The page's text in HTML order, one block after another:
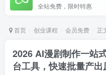
全站免费，限时特惠
首页 创业课程 会员免费 正
2026 AI漫剧制作一站
台工具，快速批量产